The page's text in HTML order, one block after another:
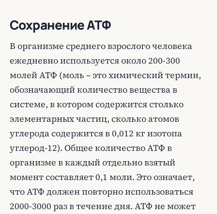
Сохранение АТФ
В организме среднего взрослого человека
ежедневно используется около 200-300
молей АТФ (моль – это химический термин,
обозначающий количество вещества в
системе, в котором содержится столько
элементарных частиц, сколько атомов
углерода содержится в 0,012 кг изотопа
углерод-12). Общее количество АТФ в
организме в каждый отдельно взятый
момент составляет 0,1 моли. Это означает,
что АТФ должен повторно использоваться
2000-3000 раз в течение дня. АТФ не может